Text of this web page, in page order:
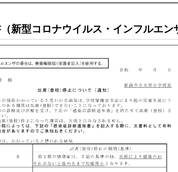
新型コロナウイルス・インフルエン